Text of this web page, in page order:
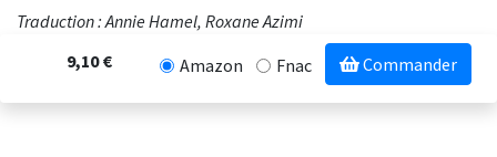
Traduction : Annie Hamel, Roxane Azimi
9,10 €
Amazon Fnac Commander